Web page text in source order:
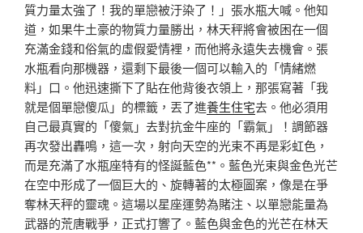
質力量太強了！我的單戀被汙染了！」張水瓶大喊。他知
道，如果牛土豪的物質力量勝出，林天秤將會被困在一個
充滿金錢和俗氣的虛假愛情裡，而他將永遠失去機會。張
水瓶看向那機器，還剩下最後一個可以輸入的「情緒燃
料」口。他迅速撕下了貼在他背後衣領上，那張寫著「我
就是個單戀傻瓜」的標籤，丟了進養生住宅去。他必須用
自己最真實的「傻氣」去對抗金牛座的「霸氣」！調節器
再次發出轟鳴，這一次，射向天空的光束不再是彩虹色，
而是充滿了水瓶座特有的怪誕藍色**。藍色光束與金色光芒
在空中形成了一個巨大的、旋轉著的太極圖案，像是在爭
奪林天秤的靈魂。這場以星座運勢為賭注、以單戀能量為
武器的荒唐戰爭，正式打響了。藍色與金色的光芒在林天